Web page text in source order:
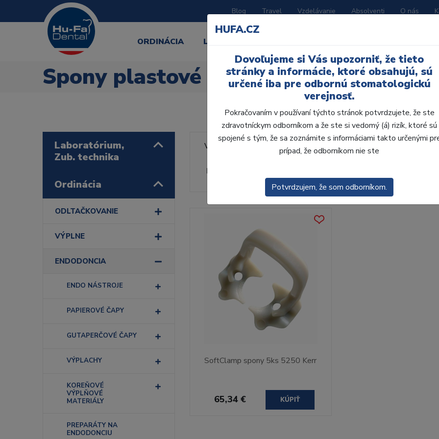
Blog Travel Vzdelávanie Absolventi O nás
ORDINÁCIA LABORATÓRIUM
Spony plastové
Laboratórium,
Zub. technika
Ordinácia
ODLTAČKOVANIE
VÝPLNE
ENDODONCIA
ENDO NÁSTROJE
PAPIEROVÉ ČAPY
GUTAPERČOVÉ ČAPY
VÝPLACHY
KOREŇOVÉ
VÝPLŇOVÉ
MATERIÁLY
PREPARÁTY NA
ENDODONCIU
Výrobca:
Radenie
SoftClamp spony 5ks 5250 Kerr
65,34 € KÚPIŤ
HUFA.CZ
Dovoľujeme si Vás upozorniť, že tieto
stránky a informácie, ktoré obsahujú, sú
určené iba pre odbornú stomatologickú
verejnosť.
Pokračovaním v používaní týchto stránok potvrdzujete, že ste
zdravotníckym odborníkom a že ste si vedomý (á) rizík, ktoré sú
spojené s tým, že sa zoznámite s informáciami takto určenými
prípad, že odborníkom nie ste
Potvrdzujem, že som odborníkom.